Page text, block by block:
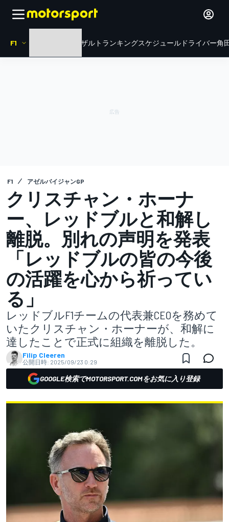
F1 リザルト ランキングスケジュール ドライバー角
F1 アゼルバイジャンGP
クリスチャン・ホーナ
ー、レッドブルと和解し
離脱。別れの声明を発表
「レッドブルの皆の今後
の活躍を心から祈ってい
る」
レッドブルF1チームの代表兼CEOを務めて
いたクリスチャン・ホーナーが、和解に
達したことで正式に組織を離脱した。
Filip Cleeren
公開日時: 2025/09/23 0:29
GOOGLE検索でMOTORSPORT.COMをお気に入り登録